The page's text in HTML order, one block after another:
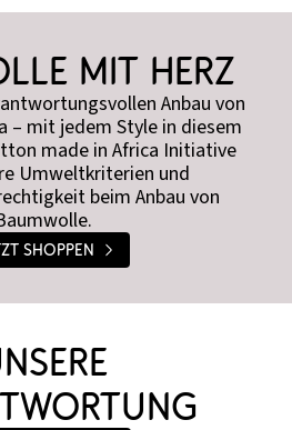
mit Herz
Anbau von
– mit jedem Style in diesem
made in Africa Initiative
Umweltkriterien und
beim Anbau von
SHOPPEN